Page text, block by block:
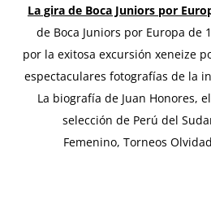
La gira de Boca Juniors por
de Boca Juniors por Europa de
por la exitosa excursión xeneize
espectaculares fotografías de la
La biografía de Juan Honores,
selección de Perú del
Femenino, Torneos